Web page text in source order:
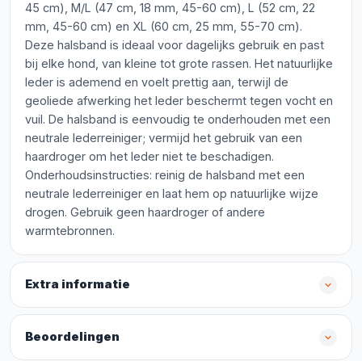
45 cm), M/L (47 cm, 18 mm, 45-60 cm), L (52 cm, 22
mm, 45-60 cm) en XL (60 cm, 25 mm, 55-70 cm).
Deze halsband is ideaal voor dagelijks gebruik en past
bij elke hond, van kleine tot grote rassen. Het natuurlijke
leder is ademend en voelt prettig aan, terwijl de
geoliede afwerking het leder beschermt tegen vocht en
vuil. De halsband is eenvoudig te onderhouden met een
neutrale lederreiniger; vermijd het gebruik van een
haardroger om het leder niet te beschadigen.
Onderhoudsinstructies: reinig de halsband met een
neutrale lederreiniger en laat hem op natuurlijke wijze
drogen. Gebruik geen haardroger of andere
warmtebronnen.
Extra informatie
Beoordelingen